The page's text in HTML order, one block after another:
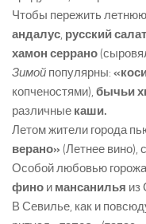
Чтобы пережить
андалус, русский салат
хамон серрано
Зимой популярны:
копченостями), бычьи
различные каши.
Летом жители города
верано» (Летнее вино),
Особой любовью
фино и мансанилья из
В Севилье, как и